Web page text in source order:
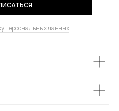
персональных данных